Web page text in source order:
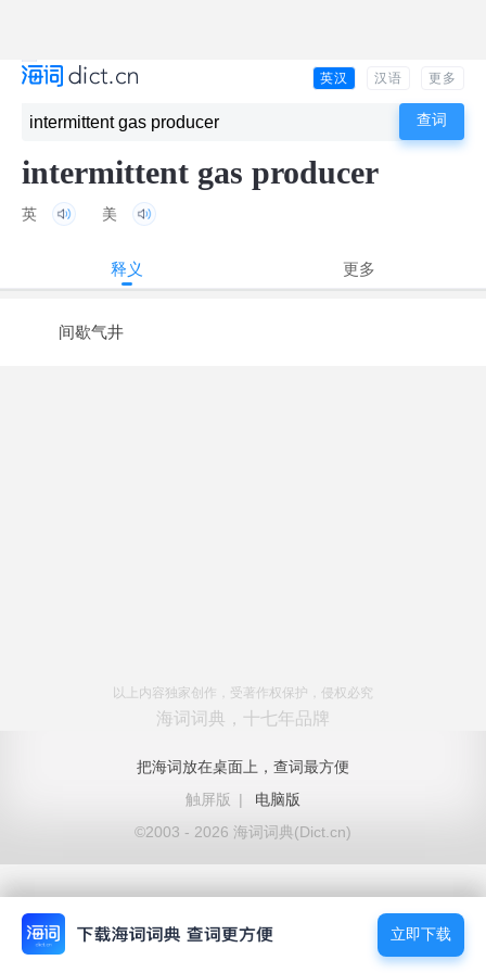
英汉 汉语 更多
intermittent gas producer
英 美
释义 更多
间歇气井
以上内容独家创作，受著作权保护，侵权必究
海词词典，十七年品牌
把海词放在桌面上，查词最方便
触屏版
|
电脑版
©2003 - 2026 海词词典(Dict.cn)
立即下载
立即下载